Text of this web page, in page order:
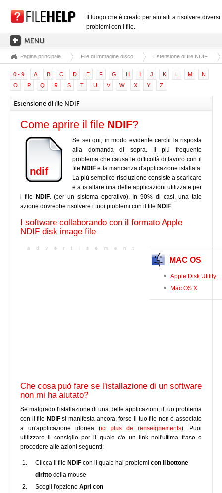
Il luogo che è creato per aiutarti a risolvere diversi
problemi con i file.
PAGINA PRINCIPALE
CATEGORIE DELLE ESTENSIONI
CATEGORIE DEI DRIVER
FILE DLL
CONVERSIONI DI FILE
SOFTWARE
Pagina principale File di immagine disco Estensione di file NDIF
0 - 9 A B C D E F G H I J K L M
N
O
P Q R S T U V W X Y Z
Estensione di file NDIF
Come aprire il file NDIF?
ndif
Se sei qui, in modo evidente cerchi la risposta
alla domanda di sopra. Il più frequente
problema che causa le difficoltà di lavoro con il
file NDIF e la mancanza d'applicazione istallata.
La più semplice risoluzione consiste a scaricare
e a istallare una delle applicazioni utilizzate per
i file
NDIF. (per un sistema operativo). In 90% di casi, una tale
azione dovrebbe risolvere i tuoi problemi con il file NDIF.
I software collaborando con il formato Apple
NDIF disk image file
MAC OS
Apple Disk Utility
Mac OS X
Che cosa può fare se l'istallazione di un software
non mi ha aiutato?
Se malgrado l'istallazione di una delle applicazioni, il tuo problema
con il file NDIFsi manifesta ancora, forse il tuo file non è associato
a un'applicazione idonea (ici plus de renseignements). Puoi
utilizzare il consiglio per il quale c'e un link nell'ultima frase o
procedere alle azioni seguenti:
Clicca il file NDIF con il quale hai problemi con il bottone
diritto della mouse
Scegli l'opzione Apri con